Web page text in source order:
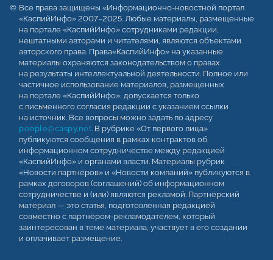
Все права защищены «Информационно-новостной портал
«КаспийИнфо» 2007–2025. Любые материалы, размещенные
на портале «КаспийИнфо» сотрудниками редакции,
нештатными авторами и читателями, являются объектами
авторского права. Права«КаспийИнфо» на указанные
материалы охраняются законодательством о правах
на результаты интеллектуальной деятельности. Полное или
частичное использование материалов, размещенных
на портале «КаспийИнфо», допускается только
с письменного согласия редакции с указанием ссылки
на источник. Все вопросы можно задать по адресу
people@caspy.net. В рубрике «От первого лица»
публикуются сообщения в рамках контрактов об
информационном сотрудничестве между редакцией
«КаспийИнфо» и органами власти. Материалы рубрик
«Новости партнёров» и «Новости компаний» публикуются в
рамках договоров (соглашений) об информационном
сотрудничестве и (или) являются рекламой. Партнёрский
материал — это статья, подготовленная редакцией
совместно с партнёром-рекламодателем, который
заинтересован в теме материала, участвует в его создании
и оплачивает размещение.